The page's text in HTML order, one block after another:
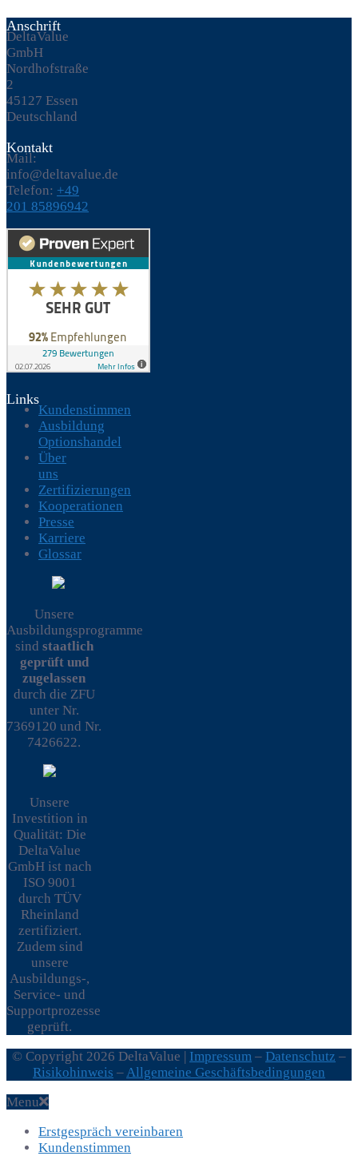
Anschrift
DeltaValue
GmbH
Nordhofstraße
2
45127 Essen
Deutschland
Kontakt
Mail:
info@deltavalue.de
Telefon: +49
201 85896942
Links
Kundenstimmen
Ausbildung
Optionshandel
Über
uns
Zertifizierungen
Kooperationen
Presse
Karriere
Glossar
Unsere
Ausbildungsprogramme
sind staatlich
geprüft und
zugelassen
durch die ZFU
unter Nr.
7369120 und Nr.
7426622.
Unsere
Investition in
Qualität: Die
DeltaValue
GmbH ist nach
ISO 9001
durch TÜV
Rheinland
zertifiziert.
Zudem sind
unsere
Ausbildungs-,
Service- und
Supportprozesse
geprüft.
© Copyright 2026 DeltaValue | Impressum – Datenschutz –
Risikohinweis –Allgemeine Geschäftsbedingungen
Menu
Erstgespräch vereinbaren
Kundenstimmen